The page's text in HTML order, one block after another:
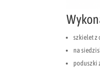
szkielet z
na
poduszki